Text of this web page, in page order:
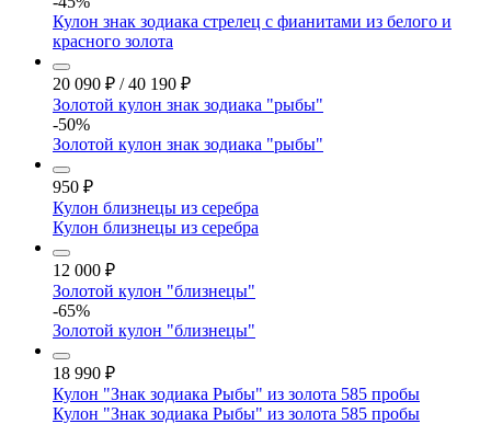
Кулон знак зодиака стрелец с фианитами из белого и
красного золота
20 090 ₽ / 40 190 ₽
Золотой кулон знак зодиака "рыбы"
-50%
Золотой кулон знак зодиака "рыбы"
950 ₽
Кулон близнецы из серебра
Кулон близнецы из серебра
12 000 ₽
Золотой кулон "близнецы"
-65%
Золотой кулон "близнецы"
18 990 ₽
Кулон "Знак зодиака Рыбы" из золота 585 пробы
Кулон "Знак зодиака Рыбы" из золота 585 пробы